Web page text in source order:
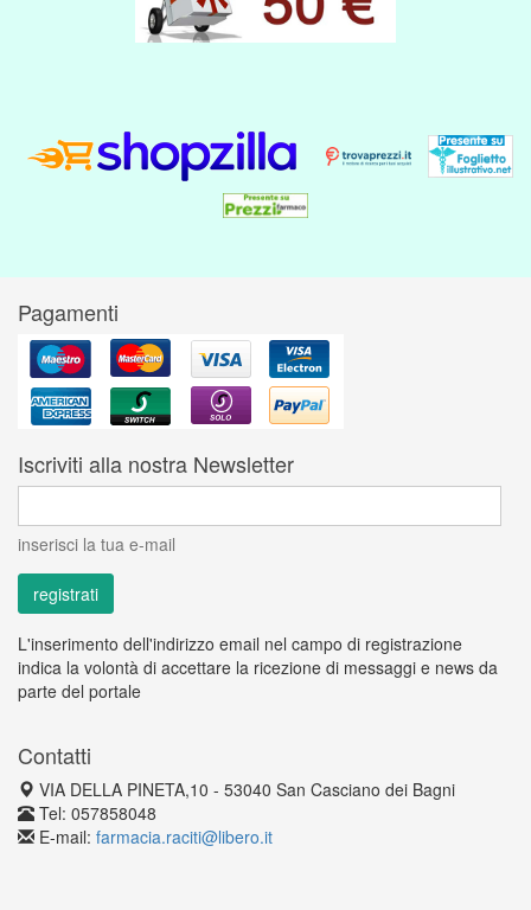
Pagamenti
Iscriviti alla nostra Newsletter
inserisci la tua e-mail
L'inserimento dell'indirizzo email nel campo di registrazione
indica la volontà di accettare la ricezione di messaggi e news da
parte del portale
Contatti
VIA DELLA PINETA,10 - 53040 San Casciano dei Bagni
Tel: 057858048
E-mail: farmacia.raciti@libero.it